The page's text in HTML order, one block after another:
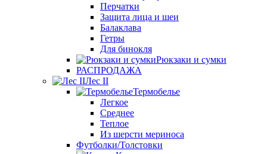
Перчатки
Защита лица и шеи
Балаклава
Гетры
Для бинокля
Рюкзаки и сумки
РАСПРОДАЖА
Лес II
Термобелье
Легкое
Среднее
Теплое
Из шерсти мериноса
Футболки/Толстовки